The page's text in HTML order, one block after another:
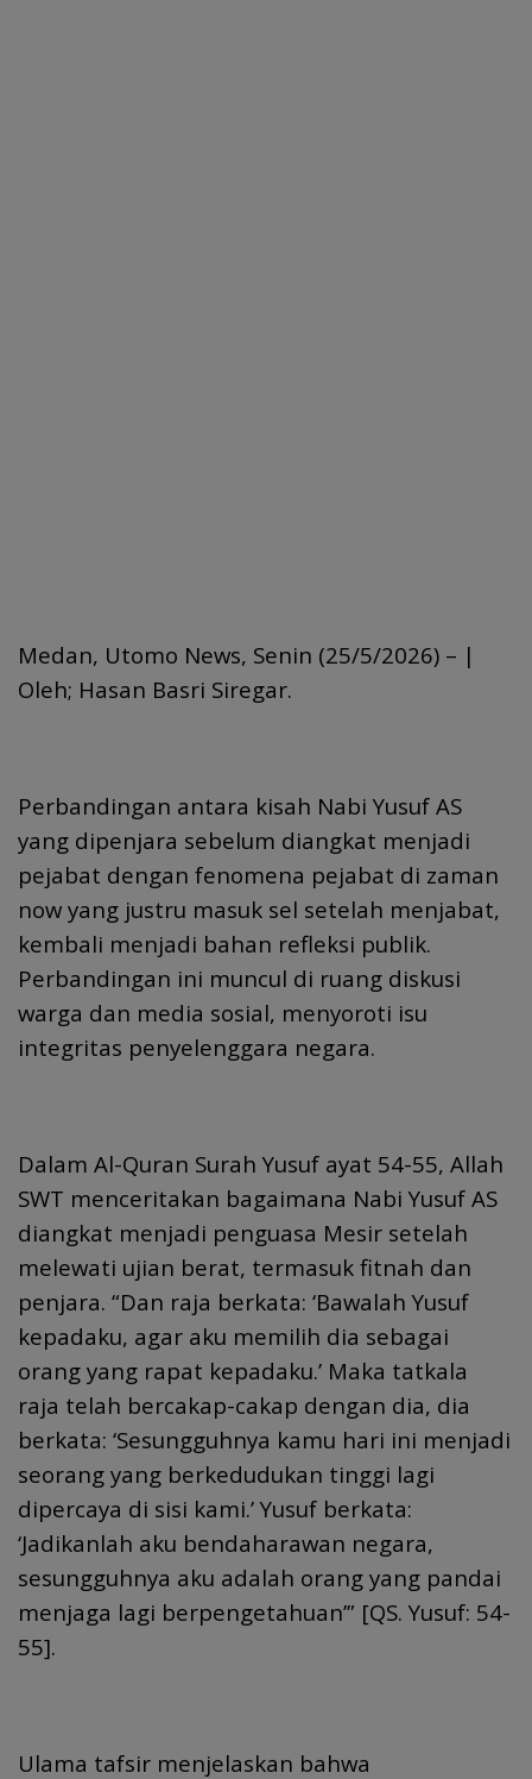
Medan, Utomo News, Senin (25/5/2026) – |
Oleh; Hasan Basri Siregar.
Perbandingan antara kisah Nabi Yusuf AS
yang dipenjara sebelum diangkat menjadi
pejabat dengan fenomena pejabat di zaman
now yang justru masuk sel setelah menjabat,
kembali menjadi bahan refleksi publik.
Perbandingan ini muncul di ruang diskusi
warga dan media sosial, menyoroti isu
integritas penyelenggara negara.
Dalam Al-Quran Surah Yusuf ayat 54-55, Allah
SWT menceritakan bagaimana Nabi Yusuf AS
diangkat menjadi penguasa Mesir setelah
melewati ujian berat, termasuk fitnah dan
penjara. “Dan raja berkata: ‘Bawalah Yusuf
kepadaku, agar aku memilih dia sebagai
orang yang rapat kepadaku.’ Maka tatkala
raja telah bercakap-cakap dengan dia, dia
berkata: ‘Sesungguhnya kamu hari ini menjadi
seorang yang berkedudukan tinggi lagi
dipercaya di sisi kami.’ Yusuf berkata:
‘Jadikanlah aku bendaharawan negara,
sesungguhnya aku adalah orang yang pandai
menjaga lagi berpengetahuan’” [QS. Yusuf: 54-
55].
Ulama tafsir menjelaskan bahwa